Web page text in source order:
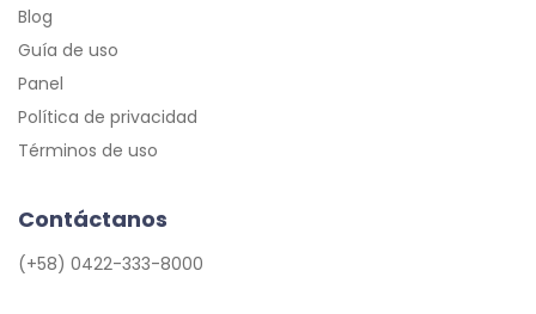
Blog
Guía de uso
Panel
Política de privacidad
Términos de uso
Contáctanos
(+58) 0422-333-8000